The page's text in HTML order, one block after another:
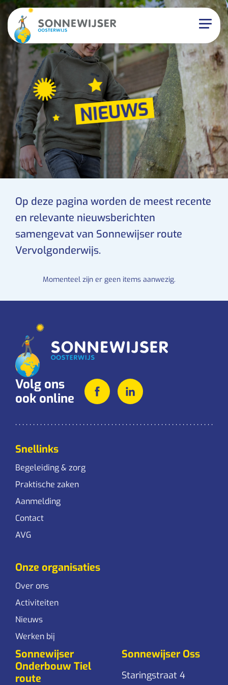
NIEUWS
Op deze pagina worden de meest recente
en relevante nieuwsberichten
samengevat van Sonnewijser route
Vervolgonderwijs.
Momenteel zijn er geen items aanwezig.
Volg ons
ook online
Snellinks
Begeleiding & zorg
Praktische zaken
Aanmelding
Contact
AVG
Onze organisaties
Over ons
Activiteiten
Nieuws
Werken bij
Sonnewijser
Onderbouw Tiel
route
Sonnewijser Oss
Staringstraat 4